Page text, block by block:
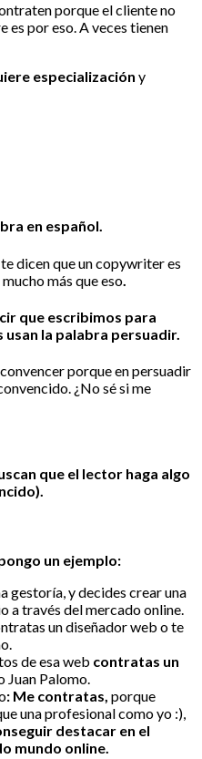
porque el cliente no
es por eso. A veces tienen
especialización y
en español.
dicen que un copywriter es
más que eso
que escribimos para
usan la palabra persuadir.
porque en persuadir
¿No sé si me
que el lector haga algo
un ejemplo:
gestoría, y decides crear una
a través del mercado online.
un diseñador web o te
de esa web contratas un
Juan Palomo.
: Me contratas, porque
una profesional como yo :),
destacar en el
mundo online.